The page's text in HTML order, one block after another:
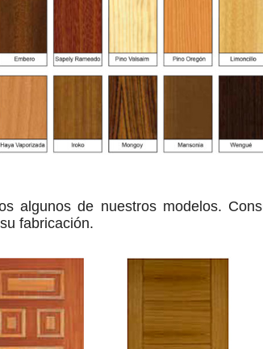
algunos de nuestros modelos.
fabricación.